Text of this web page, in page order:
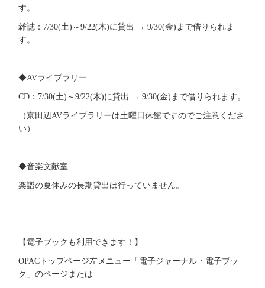
す。
雑誌： 7/30(土) ～ 9/22(木)に貸出 → 9/30(金) まで借りられま
す。
◆AVライブラリー
CD ： 7/30(土) ～ 9/22(木)に貸出 → 9/30(金) まで借りられます。
（京田辺AVライブラリーは土曜日休館ですのでご注意くださ
い）
◆音楽文献室
楽譜の夏休みの長期貸出は行っていません。
【電子ブックも利用できます！】
OPAC トップページ左メニュー「電子ジャーナル・電子ブッ
ク」のページまたは